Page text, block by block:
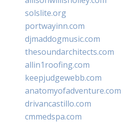
solslite.org
portwayinn.com
djmaddogmusic.com
thesoundarchitects.com
allin1roofing.com
keepjudgewebb.com
anatomyofadventure.com
drivancastillo.com
cmmedspa.com